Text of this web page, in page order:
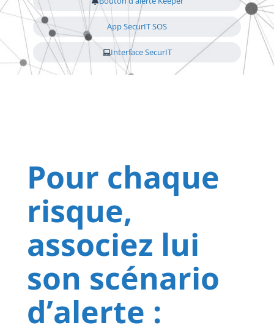
App SecurIT SOS
Interface SecurIT
Pour chaque
risque,
associez lui
son scénario
d’alerte :